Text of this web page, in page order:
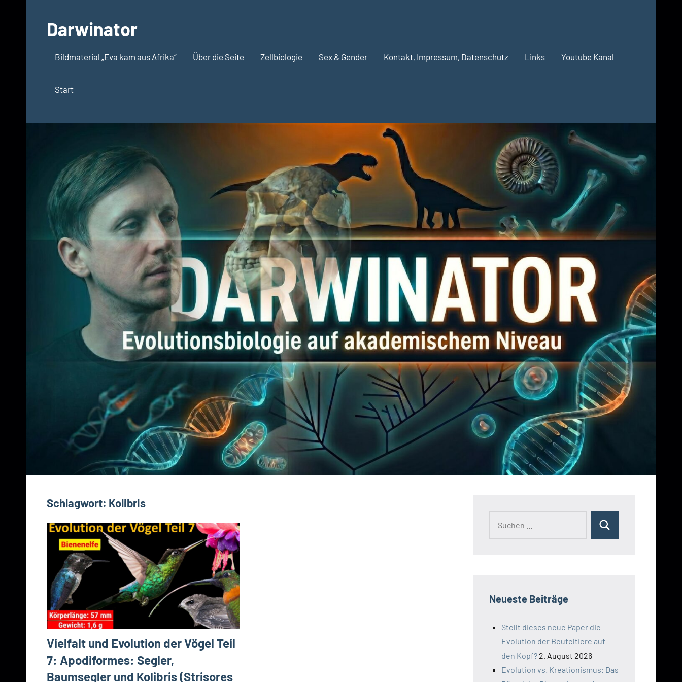
springenDarwinator
Evolutionsbiologie
Bildmaterial „Eva kam aus Afrika“ Über die Seite Zellbiologie Sex & Gender Kontakt, Impressum, Datenschutz Links Youtube Kanal
Start
Schlagwort: Kolibris
Vielfalt und Evolution der Vögel Teil
7: Apodiformes: Segler,
Baumsegler und Kolibris (Strisores
Suchen
Neueste Beiträge
Stellt dieses neue Paper die
Evolution der Beuteltiere auf
den Kopf? 2. August 2026
Evolution vs. Kreationismus: Das